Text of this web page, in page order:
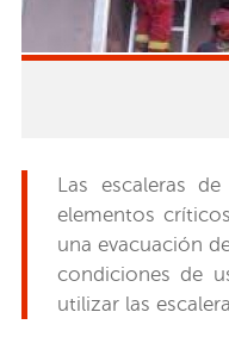
Las escaleras
elementos
una evacuación
condiciones de
utilizar las